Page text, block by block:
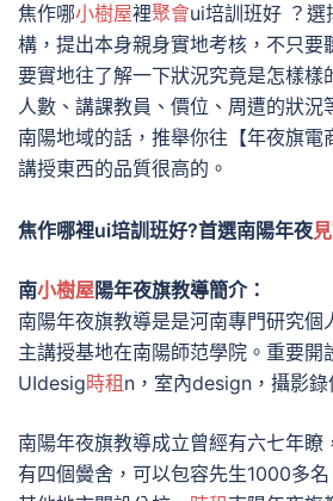
焦作哪小樹屋裡聚會ui培訓班好 ？
構，提出本身親身實地考核，不只要
要實地往了解一下狀況究竟是怎樣樣
人數、講課教員、價位、周遭的狀況
南陽地域的話，推舉你往【年夜旗電
講授東西的品質很高的。
焦作哪裡ui培訓班好?首選南陽年夜
南小樹屋陽年夜旗教導簡介：
南陽年夜旗教導是是河南專門研究個
主講授基地在南陽師范學院。重要開
UIdesig時租 n，室內design，攝影錄
南陽年夜旗教導成立曾經有六七年瞭
有四個黌舍，可以包容先生1000多